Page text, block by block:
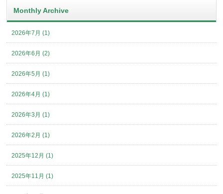
Monthly Archive
2026年7月 (1)
2026年6月 (2)
2026年5月 (1)
2026年4月 (1)
2026年3月 (1)
2026年2月 (1)
2025年12月 (1)
2025年11月 (1)